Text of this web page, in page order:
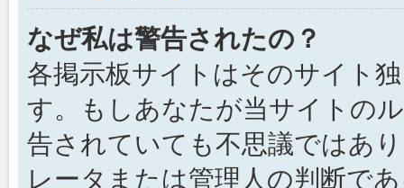
なぜ私は警告されたの？
各掲示板サイトはそのサイト
す。もしあなたが当サイトの
告されていても不思議ではあ
レータまたは管理人の判断で